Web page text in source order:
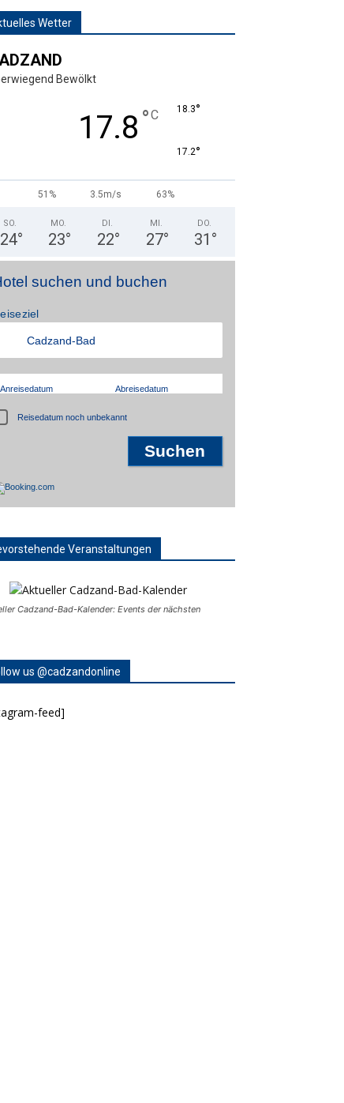
Wetter
Bewölkt
17.8 °C 18.3°
17.2°
51% 3.5m/s 63%
SO.
24°
MO.
23°
DI.
22°
MI.
27°
DO.
31 °
suchen und buchen
Anreisedatum Abreisedatum
Reisedatum noch unbekannt
Veranstaltungen
Cadzand-Bad-Kalender: Events der nächsten
us @cadzandonline
feed]